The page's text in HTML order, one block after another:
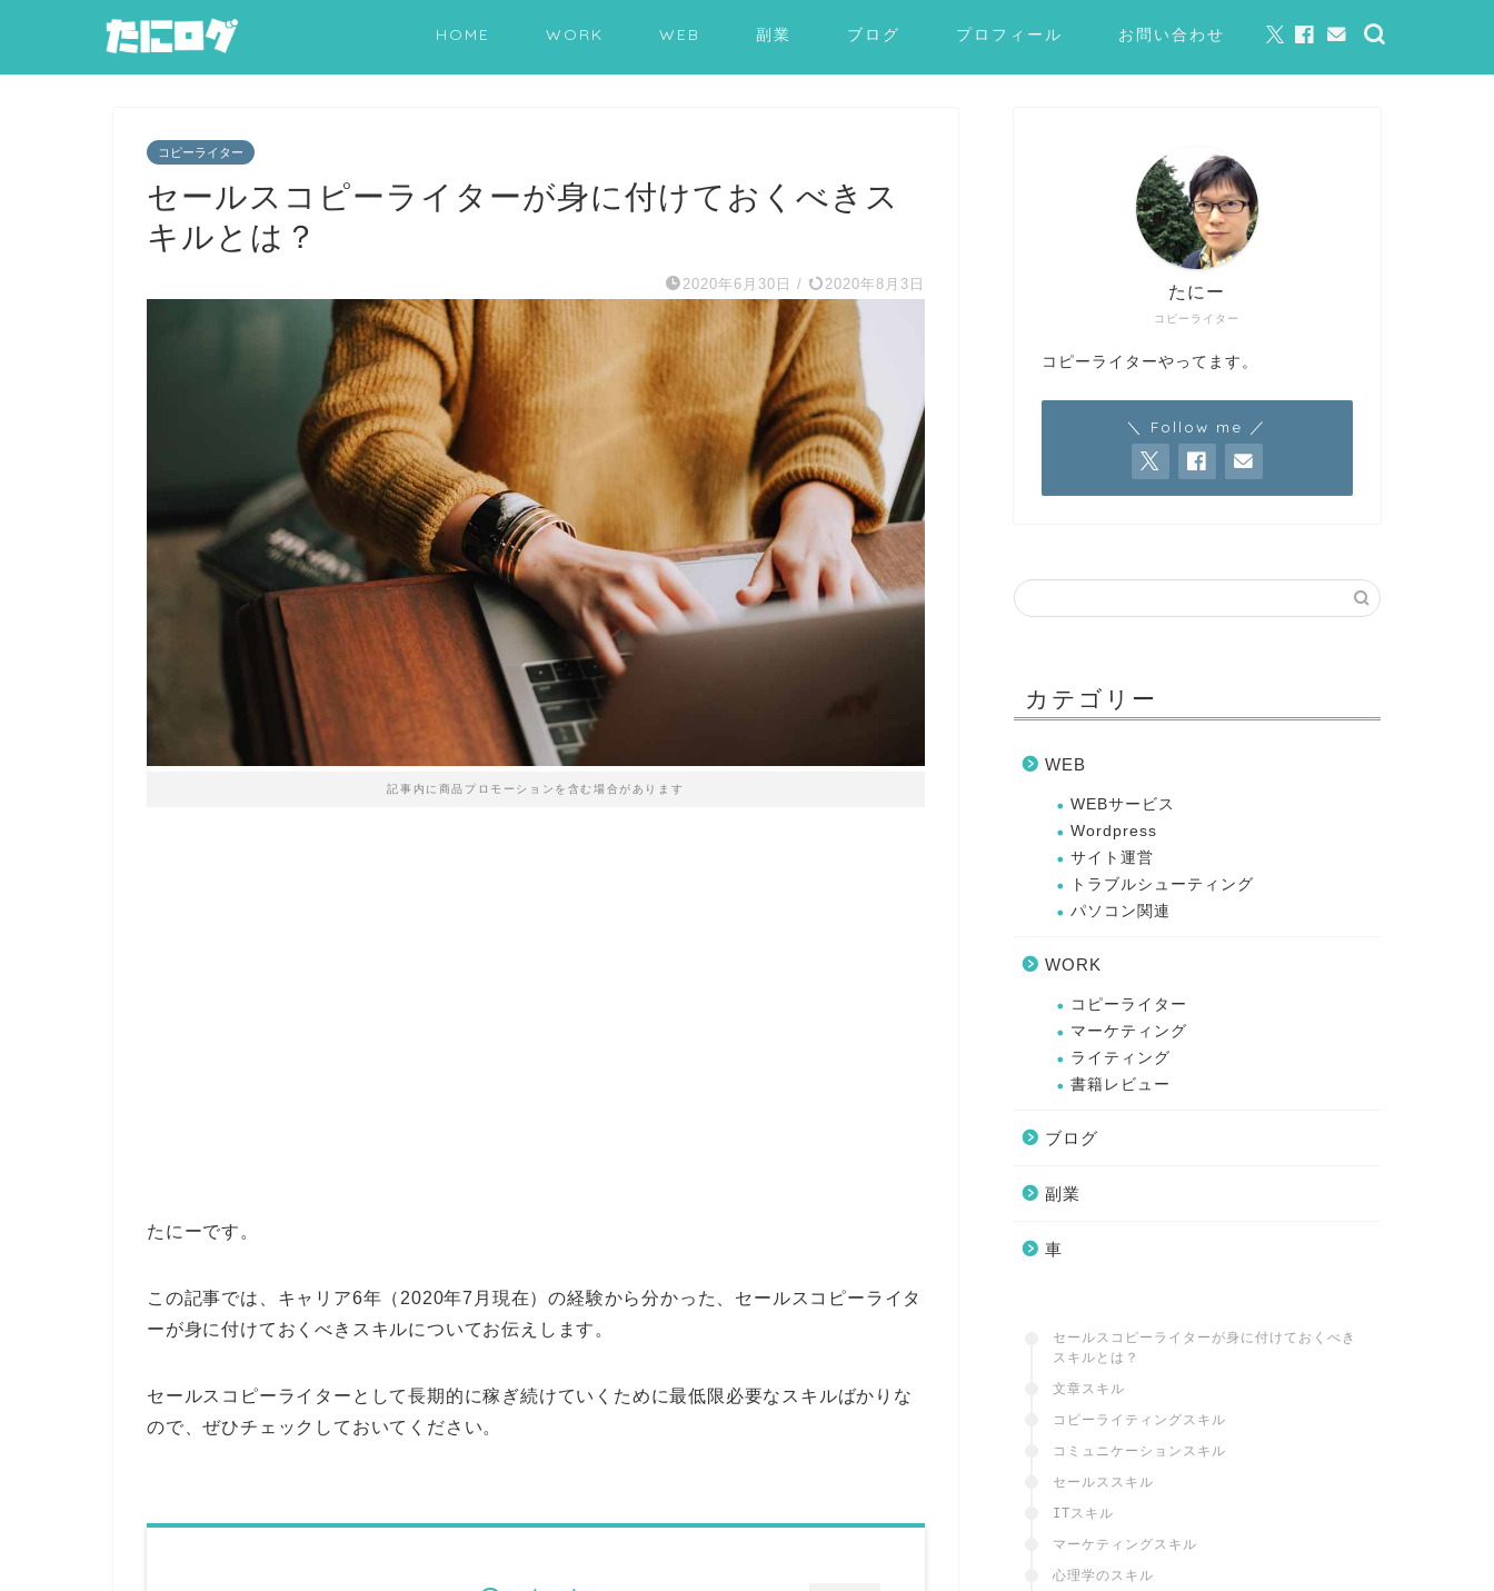
HOME WORK WEB 副業 ブログ プロフィール お問い合わせ
コピーライター
セールスコピーライターが身に付けておくべきス
キルとは？
2020年6月30日 / 2020年8月3日
記事内に商品プロモーションを含む場合があります
たにーです。
この記事では、キャリア6年（2020年7月現在）の経験から分かった、セールスコピーライタ
ーが身に付けておくべきスキルについてお伝えします。
セールスコピーライターとして長期的に稼ぎ続けていくために最低限必要なスキルばかりな
ので、ぜひチェックしておいてください。
コピーライター
たにー
コピーライターやってます。
＼ Follow me ／
カテゴリー
WEB
WEBサービス
Wordpress
サイト運営
トラブルシューティング
パソコン関連
WORK
コピーライター
マーケティング
ライティング
書籍レビュー
ブログ
副業
車
セールスコピーライターが身に付けておくべき
スキルとは？
文章スキル
コピーライティングスキル
コミュニケーションスキル
セールススキル
ITスキル
マーケティングスキル
心理学のスキル